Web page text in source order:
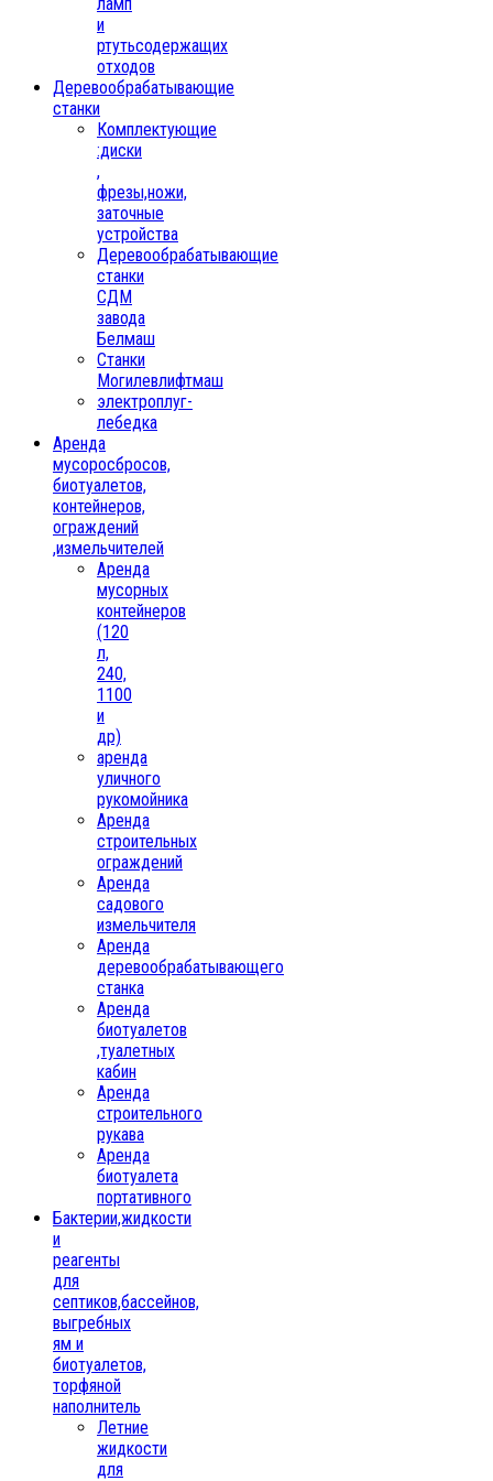
и
ртутьсодержащих
отходов
Деревообрабатывающие
станки
Комплектующие
:диски
,
фрезы,ножи,
заточные
устройства
Деревообрабатывающие
станки
СДМ
завода
Белмаш
Станки
Могилевлифтмаш
электроплуг-
лебедка
Аренда
мусоросбросов,
биотуалетов,
контейнеров,
ограждений
,измельчителей
Аренда
мусорных
контейнеров
(120
л,
240,
1100
и
др)
аренда
уличного
рукомойника
Аренда
строительных
ограждений
Аренда
садового
измельчителя
Аренда
деревообрабатывающего
станка
Аренда
биотуалетов
,туалетных
кабин
Аренда
строительного
рукава
Аренда
биотуалета
портативного
Бактерии,жидкости
и
реагенты
для
септиков,бассейнов,
выгребных
ям и
биотуалетов,
торфяной
наполнитель
Летние
жидкости
для